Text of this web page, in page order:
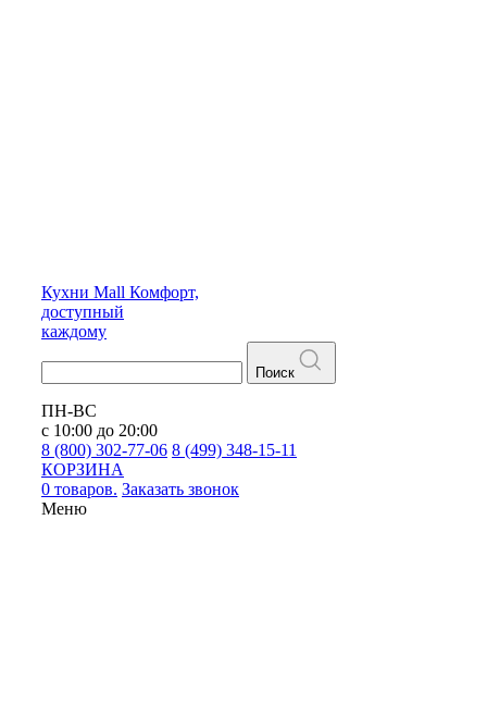
Кухни Mall Комфорт,
доступный
каждому
Поиск
ПН-ВС
с 10:00 до 20:00
8 (800) 302-77-06 8 (499) 348-15-11
КОРЗИНА
0 товаров. Заказать звонок
Меню